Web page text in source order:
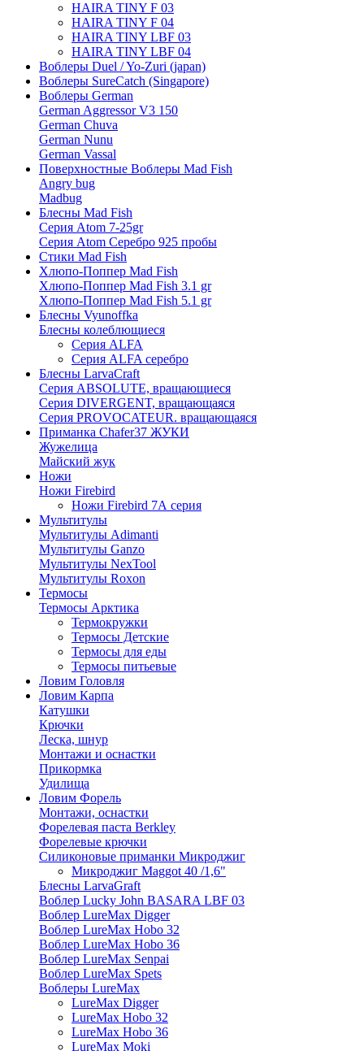
HAIRA TINY F 03
HAIRA TINY F 04
HAIRA TINY LBF 03
HAIRA TINY LBF 04
Воблеры Duel / Yo-Zuri (japan)
Воблеры SureCatch (Singapore)
Воблеры German
German Aggressor V3 150
German Chuva
German Nunu
German Vassal
Поверхностные Воблеры Mad Fish
Angry bug
Madbug
Блесны Mad Fish
Серия Atom 7-25gr
Серия Atom Серебро 925 пробы
Стики Mad Fish
Хлюпо-Поппер Mad Fish
Хлюпо-Поппер Mad Fish 3.1 gr
Хлюпо-Поппер Mad Fish 5.1 gr
Блесны Vyunoffka
Блесны колеблющиеся
Серия ALFA
Серия ALFA серебро
Блесны LarvaCraft
Серия ABSOLUTE, вращающиеся
Серия DIVERGENT, вращающаяся
Серия PROVOCATEUR. вращающаяся
Приманка Chafer37 ЖУКИ
Жужелица
Майский жук
Ножи
Ножи Firebird
Ножи Firebird 7А серия
Мультитулы
Мультитулы Adimanti
Мультитулы Ganzo
Мультитулы NexTool
Мультитулы Roxon
Термосы
Термосы Арктика
Термокружки
Термосы Детские
Термосы для еды
Термосы питьевые
Ловим Головля
Ловим Карпа
Катушки
Крючки
Леска, шнур
Монтажи и оснастки
Прикормка
Удилища
Ловим Форель
Монтажи, оснастки
Форелевая паста Berkley
Форелевые крючки
Силиконовые приманки Микроджиг
Микроджиг Maggot 40 /1,6"
Блесны LarvaGraft
Воблер Lucky John BASARA LBF 03
Воблер LureMax Digger
Воблер LureMax Hobo 32
Воблер LureMax Hobo 36
Воблер LureMax Senpai
Воблер LureMax Spets
Воблеры LureMax
LureMax Digger
LureMax Hobo 32
LureMax Hobo 36
LureMax Moki